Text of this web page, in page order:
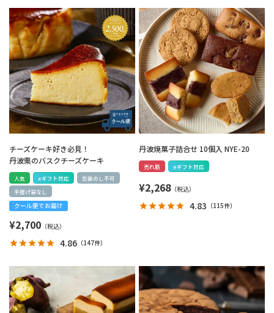
チーズケーキ好き必見！
丹波栗のバスクチーズケーキ
人気 eギフト対応
包装のし不可
手提げ袋なし
クール便でお届け
¥2,700
4.86 （147件）
丹波焼菓子詰合せ 10個入 NYE-20
売れ筋 eギフト対応
¥2,268
4.83 （115件）